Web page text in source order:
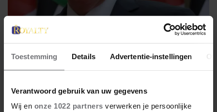
Toestemming Details Advertentie-instellingen
Verantwoord gebruik van uw gegevens
Wij en onze 1022 partners verwerken je persoonlijke
10 juni 2025
JORDANIË VIERT 26 JAAR
KONINGSCHAP VAN
ABDULLAH